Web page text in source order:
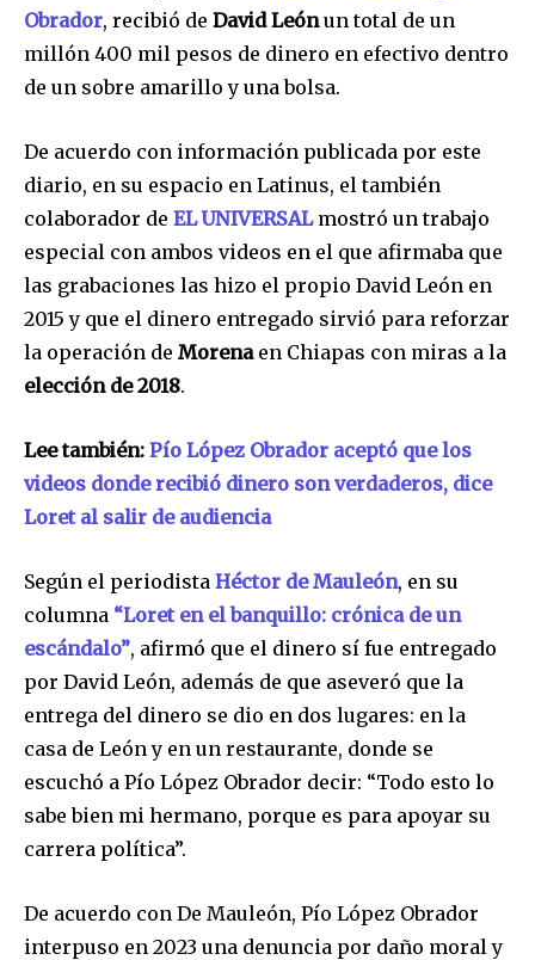
Obrador, recibió de David Leónun total de un
millón 400 mil pesos de dinero en efectivo dentro
de un sobre amarillo y una bolsa.
De acuerdo con información publicada por este
diario, en su espacio en Latinus, el también
colaborador de EL UNIVERSALmostró un trabajo
especial con ambos videos en el que afirmaba que
las grabaciones las hizo el propio David León en
2015 y que el dinero entregado sirvió para reforzar
la operación de Morena en Chiapas con miras a la
elección de 2018.
Lee también: Pío López Obrador aceptó que los
videos donde recibió dinero son verdaderos, dice
Loret al salir de audiencia
Según el periodista Héctor de Mauleón, en su
columna “Loret en el banquillo: crónica de un
escándalo”, afirmó que el dinero sí fue entregado
por David León, además de que aseveró que la
entrega del dinero se dio en dos lugares: en la
casa de León y en un restaurante, donde se
escuchó a Pío López Obrador decir: “Todo esto lo
sabe bien mi hermano, porque es para apoyar su
carrera política”.
De acuerdo con De Mauleón, Pío López Obrador
interpuso en 2023 una denuncia por daño moral y